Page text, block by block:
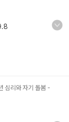
심리와 자기 돌봄 -